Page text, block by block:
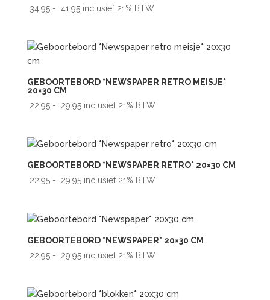
34.95 - 41.95Prijsklasse:
€ 41.95
inclusief 21% BTW
GEBOORTEBORD *NEWSPAPER RETRO MEISJE*
20×30 CM
22.95 - 29.95Prijsklasse:
€ 29.95
inclusief 21% BTW
GEBOORTEBORD *NEWSPAPER RETRO* 20×30 CM
22.95 - 29.95Prijsklasse:
€ 29.95
inclusief 21% BTW
GEBOORTEBORD *NEWSPAPER* 20×30 CM
22.95 - 29.95Prijsklasse:
€ 29.95
inclusief 21% BTW